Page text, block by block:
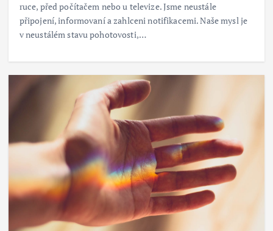
ruce, před počítačem nebo u televize. Jsme neustále
připojení, informovaní a zahlceni notifikacemi. Naše mysl je
v neustálém stavu pohotovosti,…